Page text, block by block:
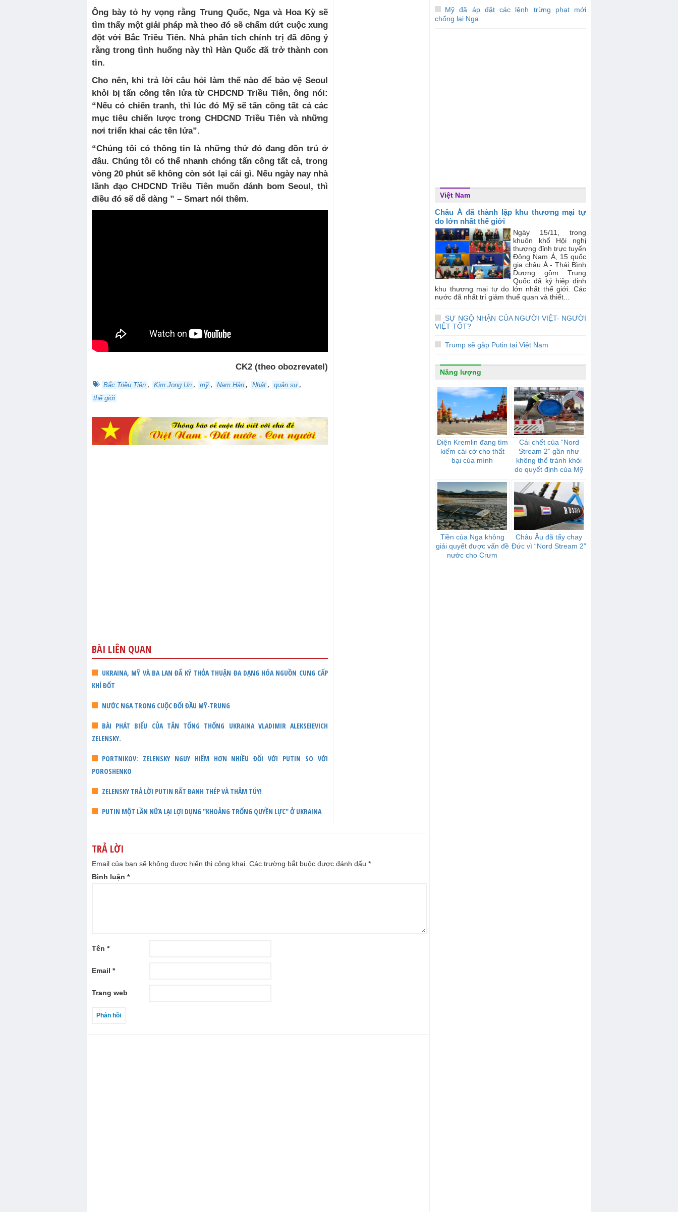
Ông bày tỏ hy vọng rằng Trung Quốc, Nga và Hoa Kỳ sẽ
tìm thấy một giải pháp mà theo đó sẽ chấm dứt cuộc xung
đột với Bắc Triều Tiên. Nhà phân tích chính trị đã đồng ý
rằngtrong tình huốngnày thì Hàn Quốc đã trở thành con
tin.
Cho nên, khi trả lời câu hỏi làm thế nào để bảo vệ Seoul
khỏi bị tấn công tên lửa từ CHDCND Triều Tiên, ông nói:
“Nếu có chiến tranh, thì lúcđó Mỹsẽ tấn công tất cả các
mục tiêu chiến lược trong CHDCND Triều Tiên và những
nơi triển khai các tên lửa”.
“Chúng tôi có thông tin là những thứđó đangđồntrúở
đâu.Chúng tôi có thể nhanh chóngtấn công tất cả, trong
vòng 20 phútsẽ không còn sót lại cái gì. Nếu ngày naynhà
lãnh đạo CHDCND Triều Tiên muốn đánh bom Seoul, thì
điều đó sẽ dễ dàng ” – Smart nói thêm.
CK2 (theo obozrevatel)
Bắc Triều Tiên , Kim Jong Un , mỹ , Nam Hàn , Nhật , quân sự ,
thế giới
BÀI LIÊN QUAN
UKRAINA, MỸ VÀ BA LAN ĐÃ KÝ THỎA THUẬN ĐA DẠNG HÓA NGUỒN CUNG CẤP
KHÍ ĐỐT
NƯỚC NGA TRONG CUỘC ĐỐI ĐẦU MỸ-TRUNG
BÀI PHÁT BIỂU CỦA TÂN TỔNG THỐNG UKRAINA VLADIMIR ALEKSEIEVICH
ZELENSKY.
PORTNIKOV: ZELENSKY NGUY HIỂM HƠN NHIỀU ĐỐI VỚI PUTIN SO VỚI
POROSHENKO
ZELENSKY TRẢ LỜI PUTIN RẤT ĐANH THÉP VÀ THÂM TÚY!
PUTIN MỘT LẦN NỮA LẠI LỢI DỤNG "KHOẢNG TRỐNG QUYỀN LỰC" Ở UKRAINA
TRẢ LỜI
Email của bạn sẽ không được hiển thị công khai. Các trường bắt buộc được đánh dấu *
Bình luận *
Tên *
Email *
Trang web
Mỹ đã áp đặt các lệnh trừng phạt mới
chống lại Nga
Việt Nam
Châu Á đã thành lập khu thương mại tự
do lớn nhất thế giới
Ngày 15/11, trong
khuôn khổ Hội nghị
thượng đỉnh trực tuyến
Đông Nam Á, 15 quốc
gia châu Á - Thái Bình
Dương gồm Trung
Quốc đã ký hiệp định
khu thương mại tự do lớn nhất thế giới. Các
nước đã nhất trí giảm thuế quan và thiết...
SỰ NGỘ NHẬN CỦA NGƯỜI VIỆT- NGƯỜI
VIỆT TỐT?
Trump sẽ gặp Putin tại Việt Nam
Năng lượng
Điện Kremlin đang tìm
kiếm cái cớ cho thất
bại của mình
Cái chết của “Nord
Stream 2” gần như
không thể tránh khỏi
do quyết định của Mỹ
Tiền của Nga không
giải quyết được vấn đề
nước cho Crưm
Châu Âu đã tẩy chay
Đức vì “Nord Stream 2”